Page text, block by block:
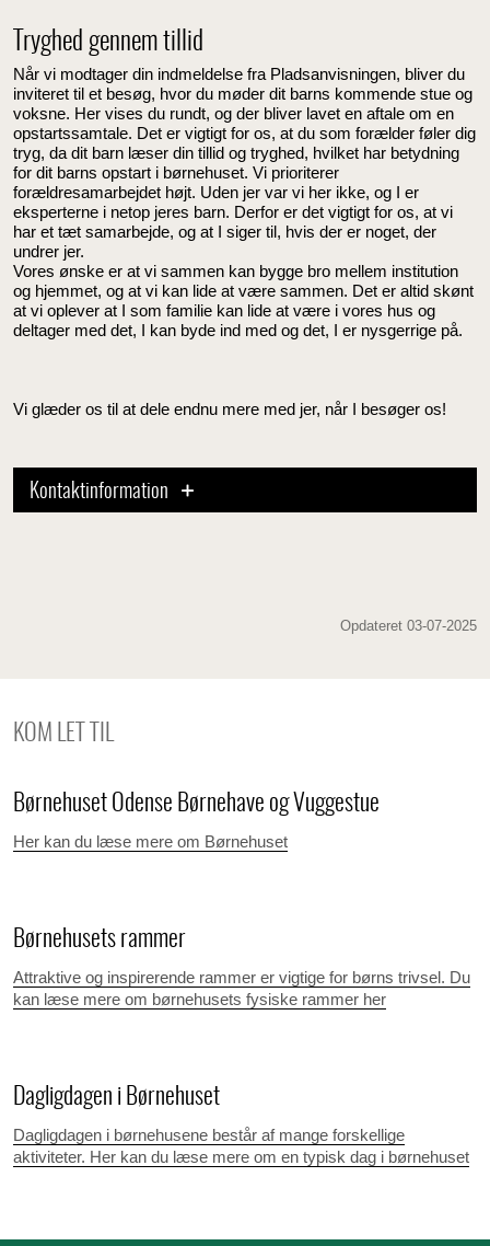
Tryghed gennem tillid
Når vi modtager din indmeldelse fra Pladsanvisningen, bliver du
inviteret til et besøg, hvor du møder dit barns kommende stue og
voksne. Her vises du rundt, og der bliver lavet en aftale om en
opstartssamtale. Det er vigtigt for os, at du som forælder føler dig
tryg, da dit barn læser din tillid og tryghed, hvilket har betydning
for dit barns opstart i børnehuset. Vi prioriterer
forældresamarbejdet højt. Uden jer var vi her ikke, og I er
eksperterne i netop jeres barn. Derfor er det vigtigt for os, at vi
har et tæt samarbejde, og at I siger til, hvis der er noget, der
undrer jer.
Vores ønske er at vi sammen kan bygge bro mellem institution
og hjemmet, og at vi kan lide at være sammen. Det er altid skønt
at vi oplever at I som familie kan lide at være i vores hus og
deltager med det, I kan byde ind med og det, I er nysgerrige på.
Vi glæder os til at dele endnu mere med jer, når I besøger os!
Kontaktinformation
Opdateret 03-07-2025
KOM LET TIL
Børnehuset Odense Børnehave og Vuggestue
Her kan du læse mere om Børnehuset
Børnehusets rammer
Attraktive og inspirerende rammer er vigtige for børns trivsel. Du
kan læse mere om børnehusets fysiske rammer her
Dagligdagen i Børnehuset
Dagligdagen i børnehusene består af mange forskellige
aktiviteter. Her kan du læse mere om en typisk dag i børnehuset